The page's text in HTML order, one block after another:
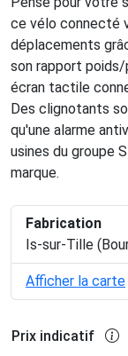
ce vélo connecté
déplacements
son rapport
écran tactile
Des clignotants
qu'une alarme
usines du groupe
marque.
Fabrication
Is-sur-Tille
Afficher la carte
Prix indicatif